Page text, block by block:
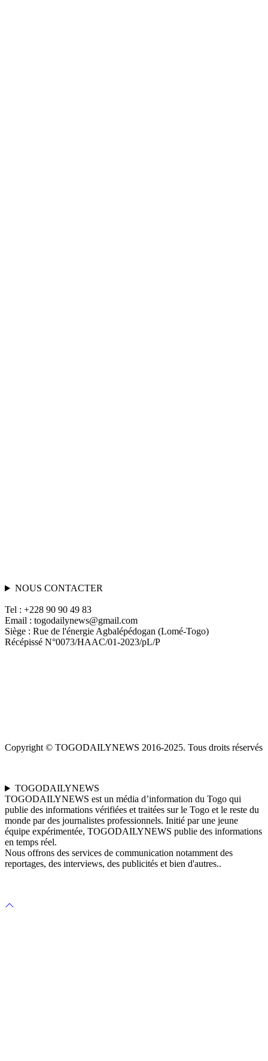
NOUS CONTACTER
Tel : +228 90 90 49 83
Email : togodailynews@gmail.com
Siège : Rue de l'énergie Agbalépédogan (Lomé-Togo)
Récépissé N°0073/HAAC/01-2023/pL/P
Copyright © TOGODAILYNEWS 2016-2025. Tous droits réservés
TOGODAILYNEWS
TOGODAILYNEWS est un média d’information du Togo qui
publie des informations vérifiées et traitées sur le Togo et le reste du
monde par des journalistes professionnels. Initié par une jeune
équipe expérimentée, TOGODAILYNEWS publie des informations
en temps réel.
Nous offrons des services de communication notamment des
reportages, des interviews, des publicités et bien d'autres..
Scroll